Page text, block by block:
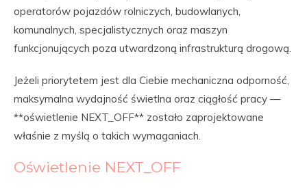
operatorów pojazdów rolniczych, budowlanych,
komunalnych, specjalistycznych oraz maszyn
funkcjonujących poza utwardzoną infrastrukturą drogową.
Jeżeli priorytetem jest dla Ciebie mechaniczna odporność,
maksymalna wydajność świetlna oraz ciągłość pracy —
**oświetlenie NEXT_OFF** zostało zaprojektowane
właśnie z myślą o takich wymaganiach.
Oświetlenie NEXT_OFF